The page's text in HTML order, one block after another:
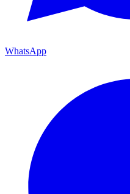
WhatsApp